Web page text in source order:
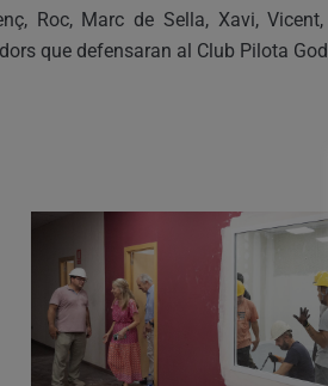
Roc, Marc de Sella, Xavi,
que defensaran al Club Pilota